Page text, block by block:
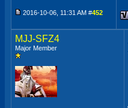
2016-10-06, 11:31 AM #452
MJJ-SFZ4
Major Member